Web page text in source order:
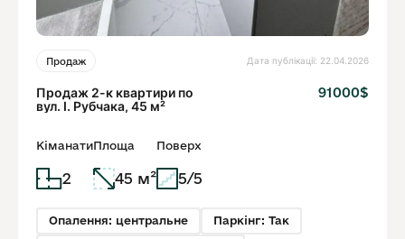
Продаж Дата публікації: 22.04.2026
Продаж 2-к квартири по
вул. І. Рубчака, 45 м²
91000$
Кіманати
2
Площа
45 м²
Поверх
5/5
Опалення: центральне Паркінг: Так